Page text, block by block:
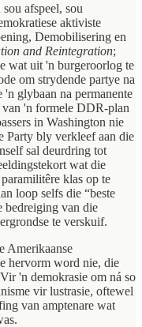
afspeel, sou
aktiviste
Demobilisering en
and Reintegration;
wat uit 'n burgeroorlog te
om strydende partye na
glybaan na permanente
'n formele DDR-plan
in Washington nie
Party bly verkleef aan die
sal deurdring tot
wat die
klas op te
loop selfs die “beste
bedreiging van die
te verskuif.
Amerikaanse
hervorm word nie, die
'n demokrasie om ná so
vir lustrasie, oftewel
van amptenare wat